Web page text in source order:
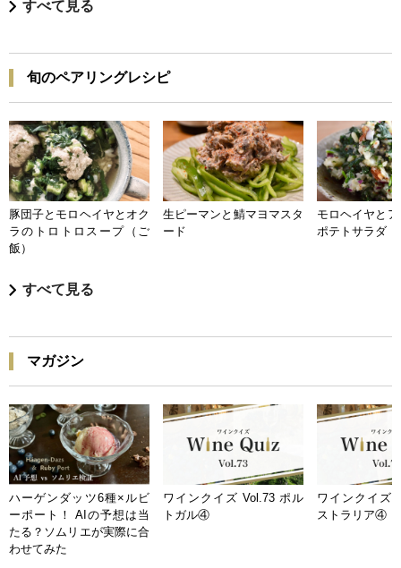
すべて見る
旬のペアリングレシピ
豚団子とモロヘイヤとオク
ラのトロトロスープ（ご
飯）
生ピーマンと鯖マヨマスタ
ード
モロヘイヤと
ポテトサラダ
すべて見る
マガジン
ハーゲンダッツ6種×ルビ
ーポート！ AIの予想は当
たる？ソムリエが実際に合
わせてみた
ワインクイズ Vol.73 ポル
トガル④
ワインクイズ
ストラリア④